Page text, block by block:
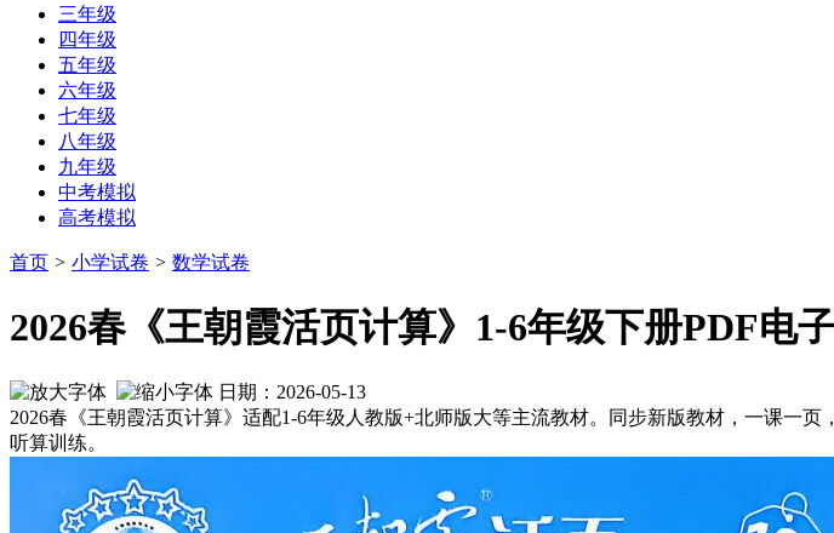
三年级
四年级
五年级
六年级
七年级
八年级
九年级
中考模拟
高考模拟
首页 > 小学试卷 > 数学试卷
2026春《王朝霞活页计算》1-6年级下册PDF电
日期：2026-05-13
2026春《王朝霞活页计算》适配1-6年级人教版+北师版大等主流教材。同步新版教材，一课一
听算训练。